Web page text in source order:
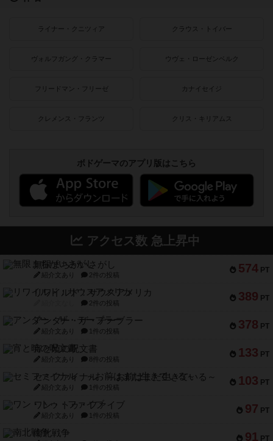
ライナー・クニツィア クラウス・トイバー
ヴォルフガング・クラマー ウヴェ・ローゼンベルク
フリードマン・フリーゼ カナイセイジ
クレメンス・フランツ クリス・キリアムス
ボドゲーマのアプリ版はこちら
アクセス数 急上昇中
574 PT
無限まちがいさがし
紹介文あり 2件の投稿
389 PT
リワイルド：サウスアメリカ
2件の投稿
378 PT
アンダー・ザ・テーブラー
紹介文あり 1件の投稿
133 PT
宵と暁の呪文書
紹介文あり 8件の投稿
103 PT
セミファイナル ～お前はまだ生きている～
紹介文あり 1件の投稿
97 PT
ワン・トゥ・ファイブ
紹介文あり 1件の投稿
91 PT
南北戦争